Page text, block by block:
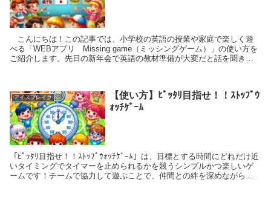
こんにちは！この記事では、小学校の英語の授業や家庭で楽しく遊
べる「WEBアプリ Missing game（ミッシングゲーム）」の使い方を
ご紹介します。先日の新年会で英語の教材準備が大変だと話を聞きま
アイスブレイク
【使い方】ﾋﾟｯﾀﾘ目指せ！！ｽﾄｯﾌﾟｳ
ｫｯﾁｹﾞｰﾑ
「ﾋﾟｯﾀﾘ目指せ！！ｽﾄｯﾌﾟｳｫｯﾁｹﾞｰﾑ」は、目標とする時間にどれだけ近
いタイミングでタイマーを止められるかを競うシンプルかつ楽しいゲ
ームです！チームで協力して遊ぶことで、仲間との絆を深めながら、